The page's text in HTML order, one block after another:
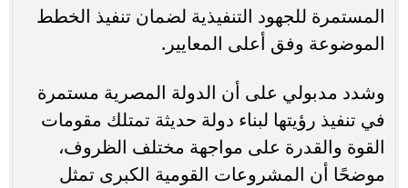
المستمرة للجهود التنفيذية لضمان تنفيذ الخطط
الموضوعة وفق أعلى المعايير.
وشدد مدبولي على أن الدولة المصرية مستمرة
في تنفيذ رؤيتها لبناء دولة حديثة تمتلك مقومات
القوة والقدرة على مواجهة مختلف الظروف،
موضحًا أن المشروعات القومية الكبرى تمثل